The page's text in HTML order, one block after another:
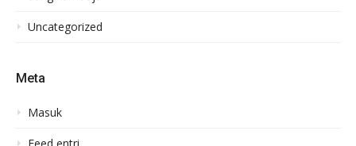
Uncategorized
Meta
Masuk